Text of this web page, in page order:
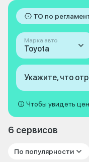
ТО по
Марка авто
Toyota
Укажите, что
Чтобы увидеть
6 сервисов
По популярности